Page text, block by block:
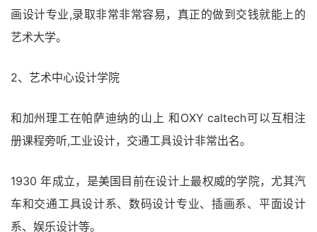
画设计专业,录取非常非常容易，真正的做到交钱就能上的
艺术大学。
2、艺术中心设计学院
和加州理工在帕萨迪纳的山上 和OXY caltech可以互相注
册课程旁听,工业设计，交通工具设计非常出名。
1930 年成立，是美国目前在设计上最权威的学院，尤其汽
车和交通工具设计系、数码设计专业、插画系、平面设计
系、娱乐设计等。